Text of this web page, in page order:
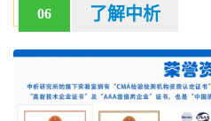
06 了解中析